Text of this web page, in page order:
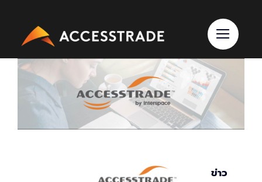
content
ข่าว